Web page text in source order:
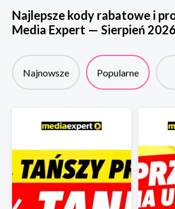
Najlepsze kody rabatowe i
Media Expert — Sierpień 2026
Najnowsze Popularne